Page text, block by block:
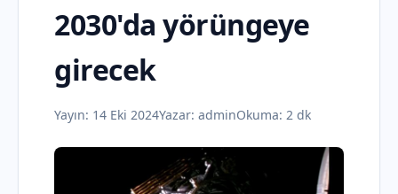
2030'da yörüngeye
girecek
Yayın: 14 Eki 2024Yazar: adminOkuma: 2 dk